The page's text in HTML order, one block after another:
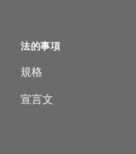
法的事項
規格
宣言文